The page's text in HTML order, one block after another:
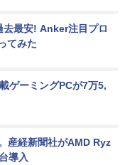
最安! Anker注目プロ
てみた
ゲーミングPCが7万5,
産経新聞社がAMD Ryz
導入